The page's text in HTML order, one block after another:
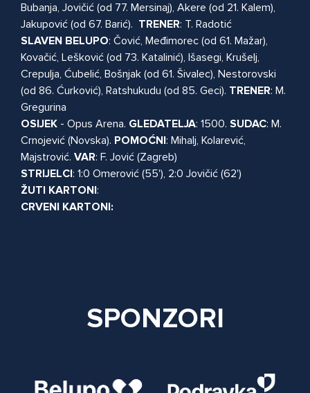
Bubanja, Jovičić (od 77. Mersinaj), Akere (od 21. Kalem),
Jakupović (od 67. Barić). TRENER: T. Radotić
SLAVEN BELUPO: Čović, Međimorec (od 61. Mažar),
Kovačić, Lešković (od 73. Katalinić), Išasegi, Krušelj,
Crepulja, Ćubelić, Bošnjak (od 61. Šivalec), Nestorovski
(od 86. Ćurković), Ratshukudu (od 85. Geci). TRENER: M.
Gregurina
OSIJEK - Opus Arena. GLEDATELJA: 1500. SUDAC: M.
Crnojević (Novska). POMOĆNI: Mihalj, Kolarević,
Majstrović. VAR: F. Jović (Zagreb)
STRIJELCI: 1:0 Omerović (55'), 2:0 Jovičić (62')
ŽUTI KARTONI:
CRVENI KARTONI:
SPONZORI